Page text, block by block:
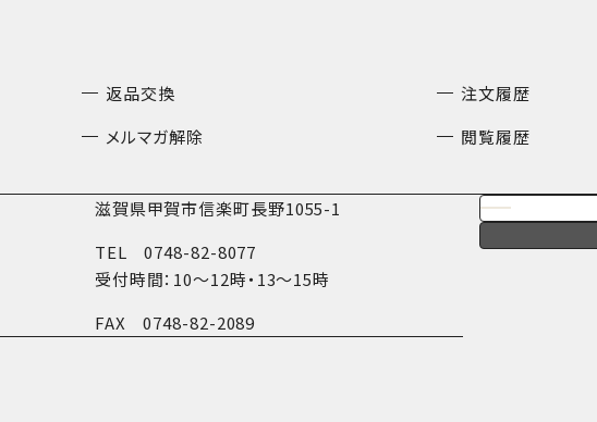
返品交換
注文履歴
メルマガ解除 閲覧履歴
滋賀県甲賀市信楽町長野1055-1
TEL0748-82-8077
受付時間：10〜12時・13〜15時
FAX0748-82-2089